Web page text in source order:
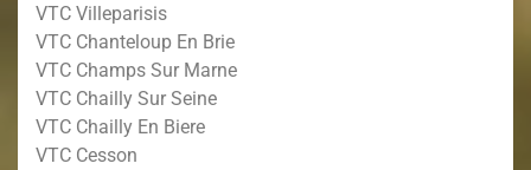
VTC Villeparisis
VTC Chanteloup En Brie
VTC Champs Sur Marne
VTC Chailly Sur Seine
VTC Chailly En Biere
VTC Cesson